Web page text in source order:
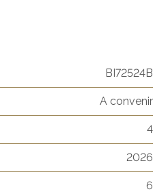
BI72524B
A convenir
4
2026
6